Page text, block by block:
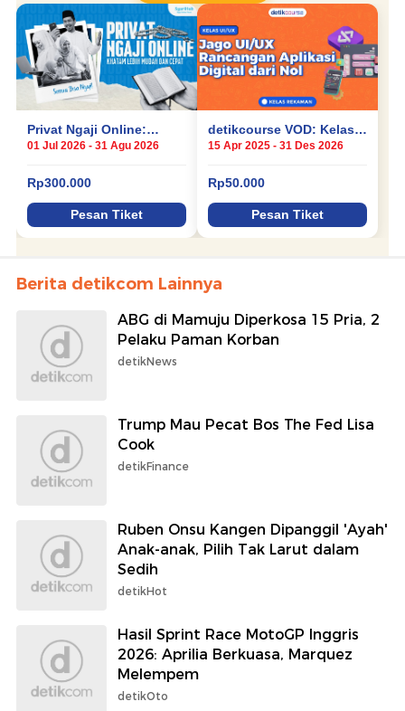
Berita detikcom Lainnya
ABG di Mamuju Diperkosa 15 Pria, 2
Pelaku Paman Korban
detikNews
Trump Mau Pecat Bos The Fed Lisa
Cook
detikFinance
Ruben Onsu Kangen Dipanggil 'Ayah'
Anak-anak, Pilih Tak Larut dalam
Sedih
detikHot
Hasil Sprint Race MotoGP Inggris
2026: Aprilia Berkuasa, Marquez
Melempem
detikOto